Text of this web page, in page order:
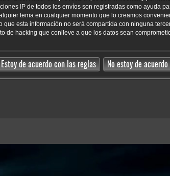
IP de todos los envíos son registradas como ayuda
tema en cualquier momento que lo creamos
esta información no será compartida con ninguna
de hacking que conlleve a que los datos sean